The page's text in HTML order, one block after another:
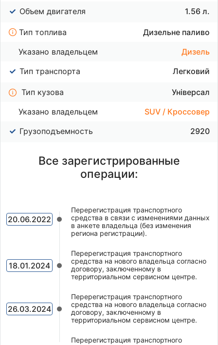
Объем двигателя 1.56 л.
Тип топлива
Дизельне паливо
Указано владельцем
Дизель
Тип транспорта
Легковий
Тип кузова
Універсал
Указано владельцем
SUV / Кроссовер
Грузоподъемность
2920
Все зарегистрированные
операции:
20.06.2022
Перерегистрация транспортного
средства в связи с изменениями данных
в анкете владельца (без изменения
региона регистрации).
18.01.2024
Перерегистрация транспортного
средства на нового владельца согласно
договору, заключенному в
территориальном сервисном центре.
26.03.2024
Перерегистрация транспортного
средства на нового владельца согласно
договору, заключенному в
территориальном сервисном центре.
Перерегистрация транспортного